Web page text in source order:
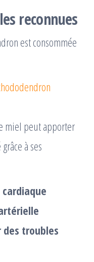
reconnues
est consommée
miel peut apporter
à ses
troubles